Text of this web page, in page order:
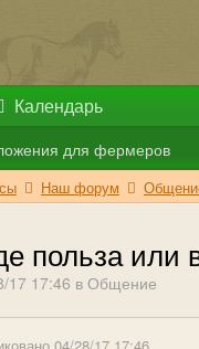
для фермеров
Календарь
Наш форум
польза или
17 17:46 в Общение